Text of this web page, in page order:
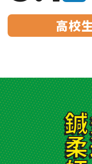
活躍できるフィールド
その他の情報
高校